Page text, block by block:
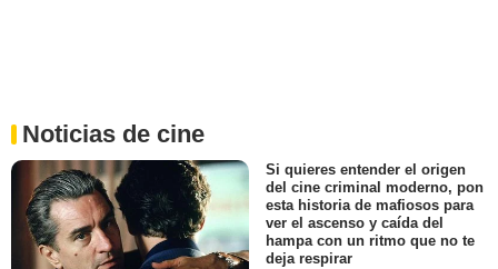
Noticias de cine
Si quieres entender el origen
del cine criminal moderno, pon
esta historia de mafiosos para
ver el ascenso y caída del
hampa con un ritmo que no te
deja respirar